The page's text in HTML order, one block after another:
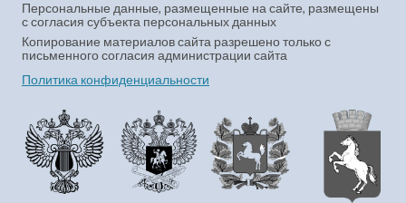
Персональные данные, размещенные на сайте, размещены
с согласия субъекта персональных данных
Копирование материалов сайта разрешено только с
письменного согласия администрации сайта
Политика конфиденциальности